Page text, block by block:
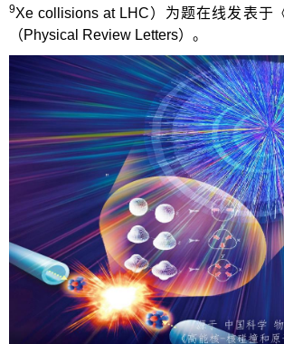
9Xe collisions at LHC）为题在线发表于
（Physical Review Letters）。